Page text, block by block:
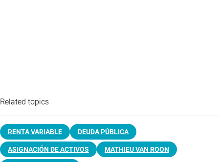
Related topics
RENTA VARIABLE DEUDA PÚBLICA
ASIGNACIÓN DE ACTIVOS MATHIEU VAN ROON